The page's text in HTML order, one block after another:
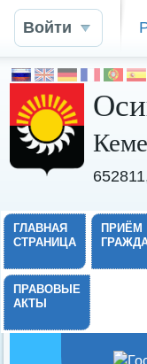
Войти
ГЛАВНАЯ
СТРАНИЦА
ПРИЁМ
ПРАВОВЫЕ
АКТЫ